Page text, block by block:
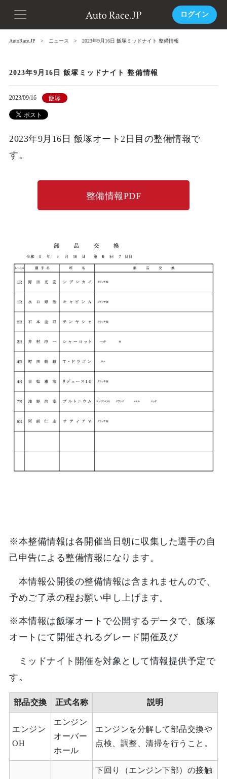
ログイン
AutoRace.JP ニュース 2023年9月16日 飯塚ミッドナイト 整備情報
2023年9月16日 飯塚ミッドナイト 整備情報
2023/09/16 飯塚
2023年9月16日 飯塚オート2日目の整備情報で
す。
整備情報PDF
※本整備情報は各開催当日朝に収集した選手の自
己申告による整備情報になります。
本情報公開後の整備情報は含まれませんので、
予めご了承の程お願い申し上げます。
※本情報は飯塚オートで公開するデータで、飯塚
オートにて開催されるグレード開催及び
ミッドナイト開催を対象として情報提供予定で
す。
部品交換 正式名称 説明
エンジン
OH
エンジン
オーバー
ホール
エンジンを分解して部品交換や
点検、調整、清掃を行うこと。
下回り（エンジン下部）の接触